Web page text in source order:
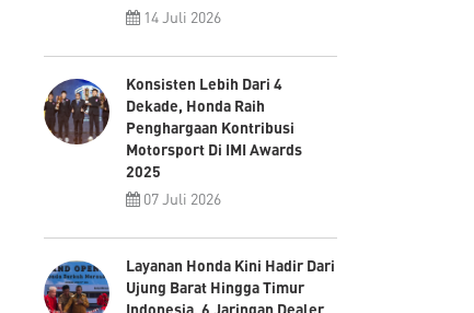
14 Juli 2026
Konsisten Lebih Dari 4
Dekade, Honda Raih
Penghargaan Kontribusi
Motorsport Di IMI Awards
2025
07 Juli 2026
Layanan Honda Kini Hadir Dari
Ujung Barat Hingga Timur
Indonesia, 6 Jaringan Dealer